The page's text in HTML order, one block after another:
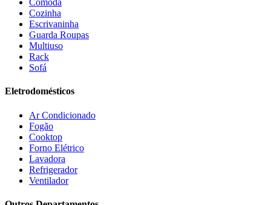
Estofados solar
Fischer
Giga
Gree(3)
Henn
Hisense
Hot Sat
HP
Cômoda
Cozinha
Escrivaninha
Guarda Roupas
Multiuso
Rack
Sofá
Eletrodomésticos
Ar Condicionado
Fogão
Cooktop
Forno Elétrico
Lavadora
Refrigerador
Ventilador